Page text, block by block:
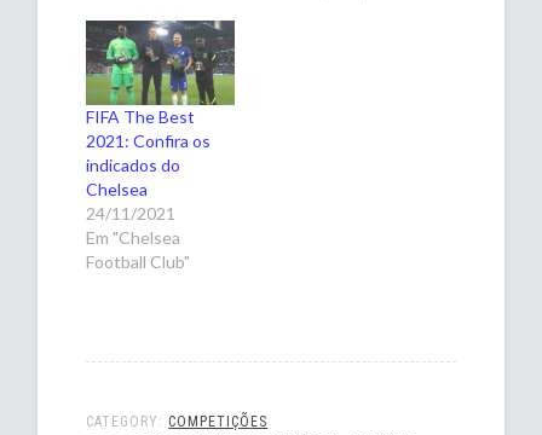
FIFA The Best
2021: Confira os
indicados do
Chelsea
24/11/2021
Em "Chelsea
Football Club"
CATEGORY: COMPETIÇÕES